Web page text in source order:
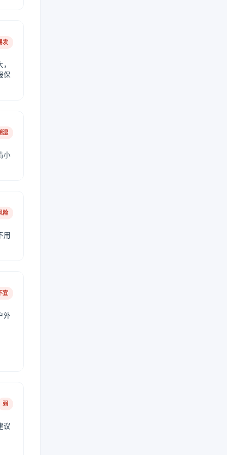
发
保
湿
小
险
用
宜
外
弱
议